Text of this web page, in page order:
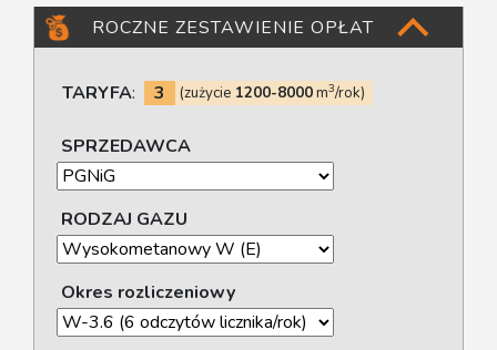
ROCZNE ZESTAWIENIE OPŁAT
TARYFA: 3 (zużycie 1200-8000m3/rok)
SPRZEDAWCA
RODZAJ GAZU
Okres rozliczeniowy